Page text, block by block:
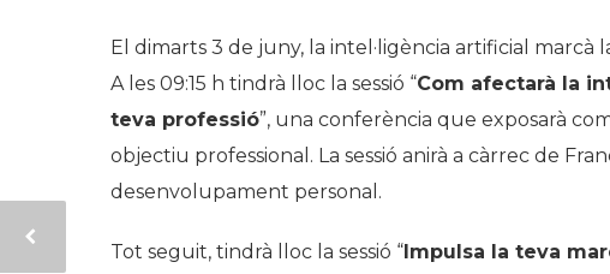
El dimarts 3 de juny, la intel·ligència artificial marcà
A les 09:15 h tindrà lloc la sessió “Com afectarà la
teva professió”, una conferència que exposarà
objectiu professional. La sessió anirà a càrrec de
desenvolupament personal.
Tot seguit, tindrà lloc la sessió “Impulsa la teva